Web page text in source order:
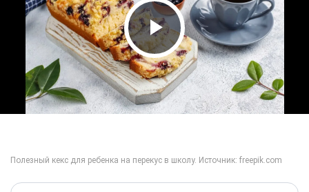
Play Video